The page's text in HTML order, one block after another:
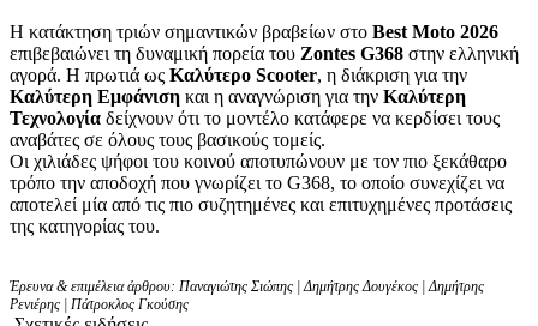
Η κατάκτηση τριών σημαντικών βραβείων στο Best Moto 2026
επιβεβαιώνει τη δυναμική πορεία του Zontes G368 στην ελληνική
αγορά. Η πρωτιά ως Καλύτερο Scooter, η διάκριση για την
Καλύτερη Εμφάνιση και η αναγνώριση για την Καλύτερη
Τεχνολογία δείχνουν ότι το μοντέλο κατάφερε να κερδίσει τους
αναβάτες σε όλους τους βασικούς τομείς.
Οι χιλιάδες ψήφοι του κοινού αποτυπώνουν με τον πιο ξεκάθαρο
τρόπο την αποδοχή που γνωρίζει το G368, το οποίο συνεχίζει να
αποτελεί μία από τις πιο συζητημένες και επιτυχημένες προτάσεις
της κατηγορίας του.
Έρευνα & επιμέλεια άρθρου: Παναγιώτης Σιώπης | Δημήτρης Δουγέκος | Δημήτρης
Ρενιέρης | Πάτροκλος Γκούσης